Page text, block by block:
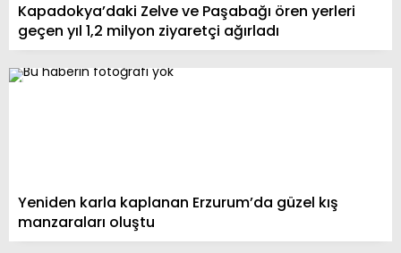
Kapadokya’daki Zelve ve Paşabağı ören yerleri
geçen yıl 1,2 milyon ziyaretçi ağırladı
Yeniden karla kaplanan Erzurum’da güzel kış
manzaraları oluştu